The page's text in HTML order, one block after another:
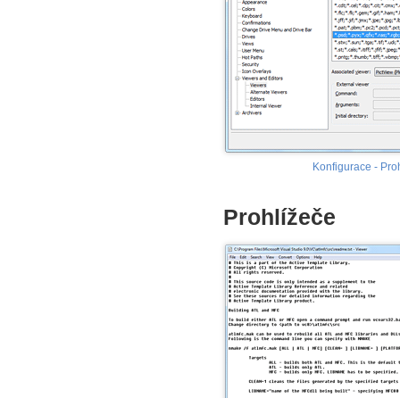
Konfigurace -
Prohlížeče